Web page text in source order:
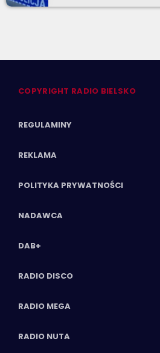
COPYRIGHT RADIO BIELSKO
REGULAMINY
REKLAMA
POLITYKA PRYWATNOŚCI
NADAWCA
DAB+
RADIO DISCO
RADIO MEGA
RADIO NUTA